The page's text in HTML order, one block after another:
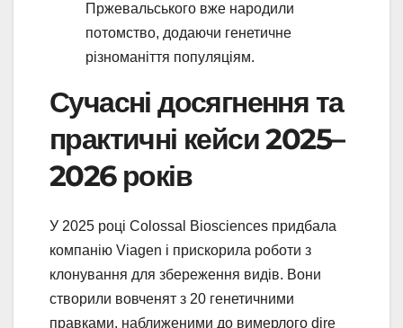
Пржевальського вже народили
потомство, додаючи генетичне
різноманіття популяціям.
Сучасні досягнення та
практичні кейси 2025–
2026 років
У 2025 році Colossal Biosciences придбала
компанію Viagen і прискорила роботи з
клонування для збереження видів. Вони
створили вовченят з 20 генетичними
правками, наближеними до вимерлого dire